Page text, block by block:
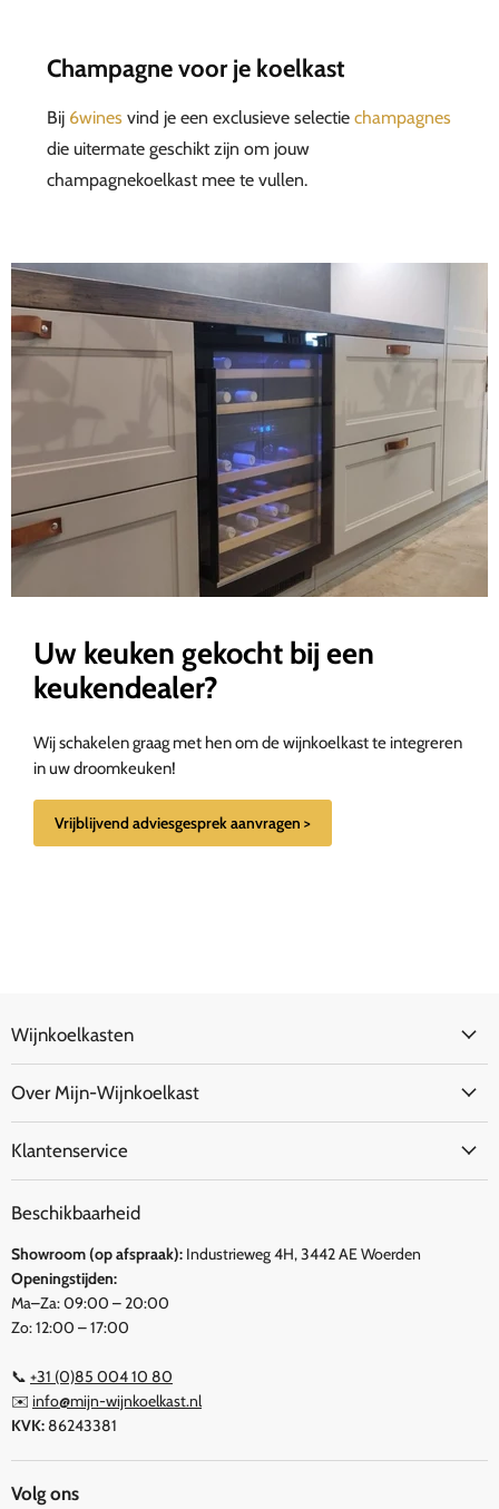
Champagne voor je koelkast
Bij 6wines vind je een exclusieve selectie champagnes
die uitermate geschikt zijn om jouw
champagnekoelkast mee te vullen.
Uw keuken gekocht bij een
keukendealer?
Wij schakelen graag met hen om de wijnkoelkast te integreren
in uw droomkeuken!
Vrijblijvend adviesgesprek aanvragen >
Wijnkoelkasten
Over Mijn-Wijnkoelkast
Klantenservice
Beschikbaarheid
Showroom (op afspraak): Industrieweg 4H, 3442 AE Woerden
Openingstijden:
Ma–Za: 09:00 – 20:00
Zo: 12:00 – 17:00
📞 +31 (0)85 004 10 80
✉️ info@mijn-wijnkoelkast.nl
KVK:86243381
Volg ons